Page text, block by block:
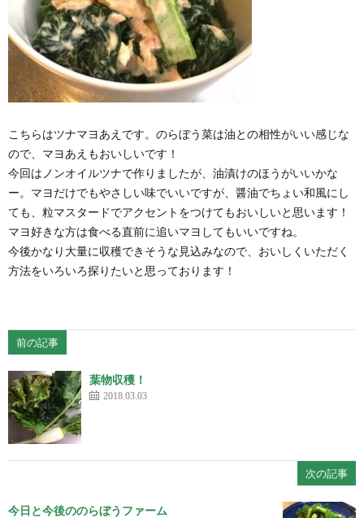
こちらはツナマヨあえです。のらぼう菜は油との相性がいい感じな
ので、マヨあえもおいしいです！
今回はノンオイルツナで作りましたが、油漬けのほうがいいかな
ー。マヨだけでもやさしい味でいいですが、醤油でちょい和風にし
ても、粒マスタードでアクセントをつけてもおいしいと思います！
マヨ好きな方は食べる直前に追いマヨしてもいいですね。
今後かなり大量に収穫できそうな見込みなので、おいしくいただく
方法をいろいろ探りたいと思っております！
前の記事
葉物収穫！
2018.03.03
次の記事
今日と今後ののらぼうファーム